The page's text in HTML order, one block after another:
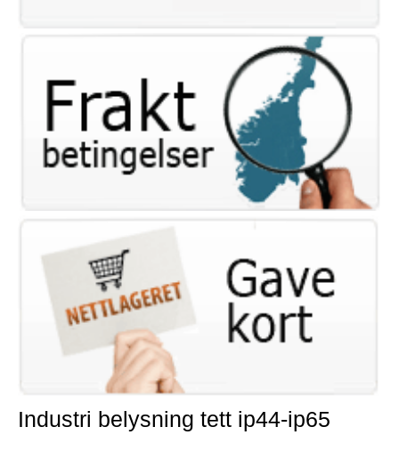
Industri belysning tett ip44-ip65